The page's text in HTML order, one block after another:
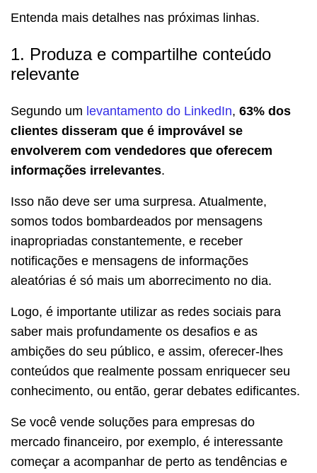
Entenda mais detalhes nas próximas linhas.
1. Produza e compartilhe conteúdo
relevante
Segundo um levantamento do LinkedIn, 63% dos
clientes disseram que é improvável se
envolverem com vendedores que oferecem
informações irrelevantes.
Isso não deve ser uma surpresa. Atualmente,
somos todos bombardeados por mensagens
inapropriadas constantemente, e receber
notificações e mensagens de informações
aleatórias é só mais um aborrecimento no dia.
Logo, é importante utilizar as redes sociais para
saber mais profundamente os desafios e as
ambições do seu público, e assim, oferecer-lhes
conteúdos que realmente possam enriquecer seu
conhecimento, ou então, gerar debates edificantes.
Se você vende soluções para empresas do
mercado financeiro, por exemplo, é interessante
começar a acompanhar de perto as tendências e